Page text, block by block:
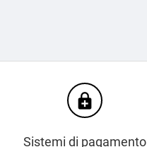
enhanced_encryption
Sistemi di pagamento